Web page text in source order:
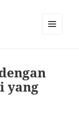
yang